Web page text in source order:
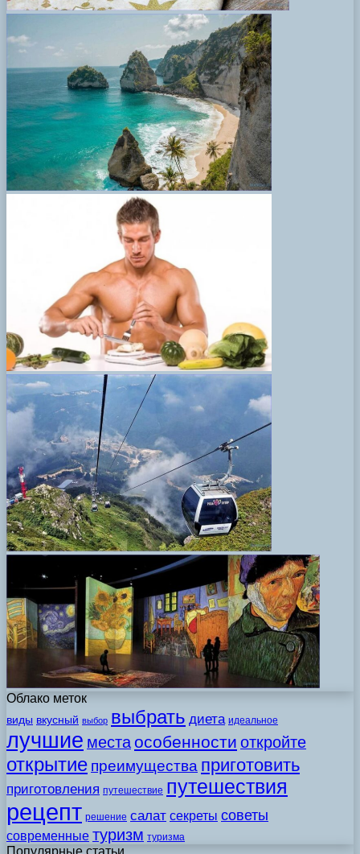
Облако меток
виды вкусный выбор выбрать диета идеальное
лучшие места особенности откройте
открытие преимущества приготовить
приготовления путешествие путешествия
рецепт решение салат секреты советы
современные туризм туризма
Популярные статьи